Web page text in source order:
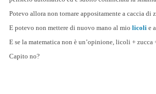
Potevo allora non tornare appositamente a caccia di
E potevo non mettere di nuovo mano al mio licolie
E se la matematica non è un’opinione, licoli +
Capito no?